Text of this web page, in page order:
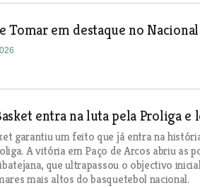
Tomar em destaque no
entra na luta pela Proliga e
garantiu um feito que já entra na
A vitória em Paço de Arcos abriu as
que ultrapassou o objectivo
mais altos do basquetebol nacional.